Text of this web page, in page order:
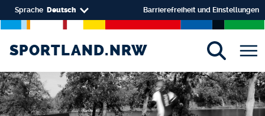
Direkt zum Inhalt
Select your language
Sprache Deutsch Barrierefreiheit und Einstellungen
SPORTLAND.NRW
SPORTLAND.NRW